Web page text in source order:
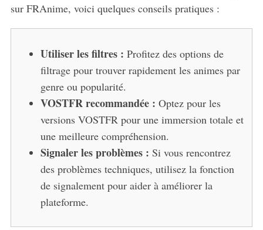
sur FRAnime, voici quelques conseils pratiques :
Utiliser les filtres : Profitez des options de
filtrage pour trouver rapidement les animes par
genre ou popularité.
VOSTFR recommandée : Optez pour les
versions VOSTFR pour une immersion totale et
une meilleure compréhension.
Signaler les problèmes : Si vous rencontrez
des problèmes techniques, utilisez la fonction
de signalement pour aider à améliorer la
plateforme.